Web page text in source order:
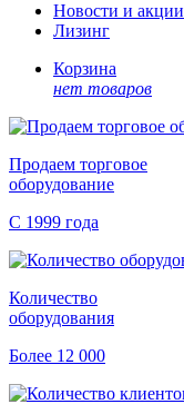
Новости и акции
Лизинг
Корзина
нет товаров
Продаем торговое
оборудование
С 1999 года
Количество
оборудования
Более 12 000